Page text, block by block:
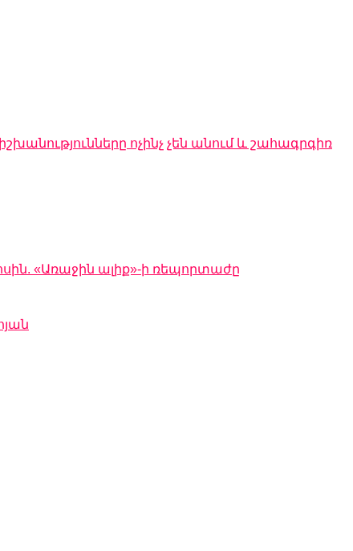
ոչինչ չեն անում և շահագրգիռ
«Առաջին ալիք»-ի ռեպորտաժը